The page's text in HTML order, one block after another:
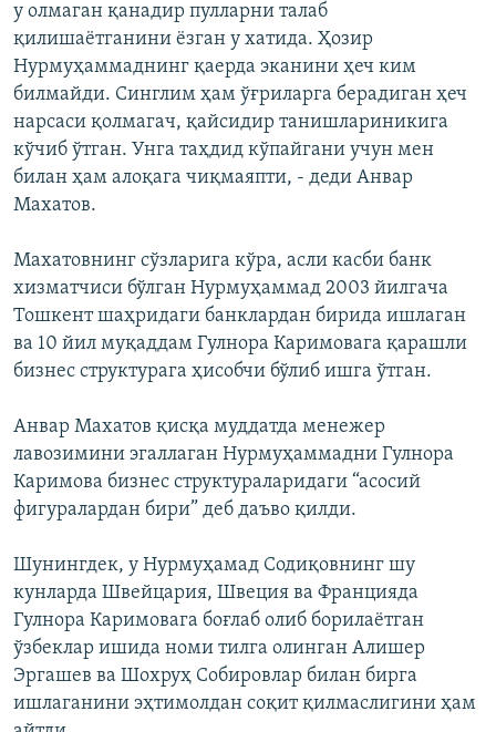
у олмаган қанадир пулларни талаб
қилишаётганини ёзган у хатида. Ҳозир
Нурмуҳаммаднинг қаерда эканини ҳеч ким
билмайди. Синглим ҳам ўғриларга берадиган ҳеч
нарсаси қолмагач, қайсидир танишлариникига
кўчиб ўтган. Унга таҳдид кўпайгани учун мен
билан ҳам алоқага чиқмаяпти, - деди Анвар
Махатов.
Махатовнинг сўзларига кўра, асли касби банк
хизматчиси бўлган Нурмуҳаммад 2003 йилгача
Тошкент шаҳридаги банклардан бирида ишлаган
ва 10 йил муқаддам Гулнора Каримовага қарашли
бизнес структурага ҳисобчи бўлиб ишга ўтган.
Анвар Махатов қисқа муддатда менежер
лавозимини эгаллаган Нурмуҳаммадни Гулнора
Каримова бизнес структураларидаги “асосий
фигуралардан бири” деб даъво қилди.
Шунингдек, у Нурмуҳамад Содиқовнинг шу
кунларда Швейцария, Швеция ва Францияда
Гулнора Каримовага боғлаб олиб борилаётган
ўзбеклар ишида номи тилга олинган Алишер
Эргашев ва Шохруҳ Собировлар билан бирга
ишлаганини эҳтимолдан соқит қилмаслигини ҳам